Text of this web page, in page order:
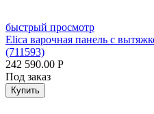
быстрый просмотр
Elica варочная панель с
(711593)
242 590.00 Р
Под заказ
Купить